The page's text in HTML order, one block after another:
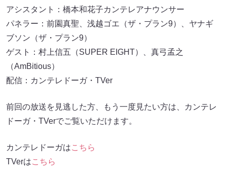
アシスタント：橋本和花子カンテレアナウンサー
パネラー：前園真聖、浅越ゴエ（ザ・プラン9）、ヤナギ
ブソン（ザ・プラン9）
ゲスト：村上信五（SUPER EIGHT）、真弓孟之
（AmBitious）
配信：カンテレドーガ・TVer
前回の放送を見逃した方、もう一度見たい方は、カンテレ
ドーガ・TVerでご覧いただけます。
カンテレドーガはこちら
TVerはこちら